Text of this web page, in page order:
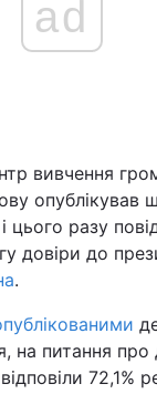
ad
вивчення
опублікував
і цього разу
довіри до
.
на питання про
72,1%